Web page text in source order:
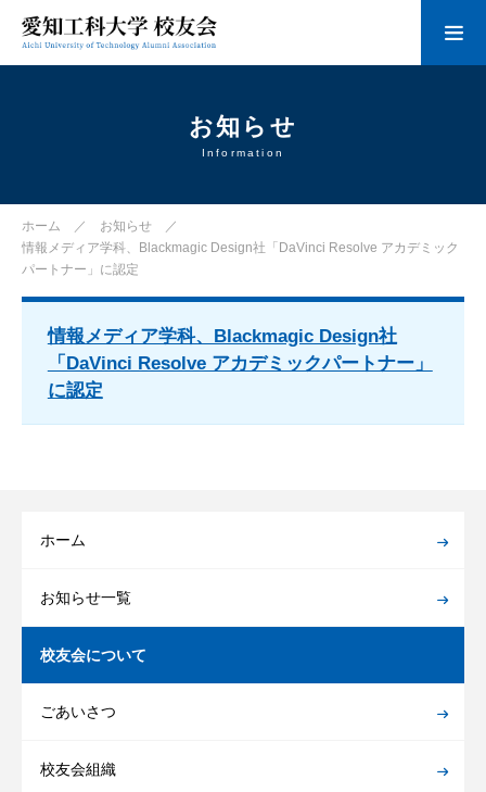
お知らせ
Information
ホーム
お知らせ
情報メディア学科、Blackmagic Design社「DaVinci Resolve アカデミック
パートナー」に認定
情報メディア学科、Blackmagic Design社
「DaVinci Resolve アカデミックパートナー」
に認定
ホーム
お知らせ一覧
校友会について
ごあいさつ
校友会組織